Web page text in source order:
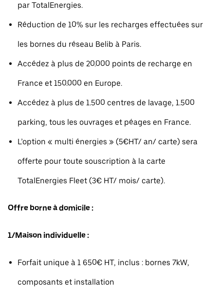
par TotalEnergies.
Réduction de 10% sur les recharges effectuées sur
les bornes du réseau Belib à Paris.
Accédez à plus de 20.000 points de recharge en
France et 150.000 en Europe.
Accédez à plus de 1.500 centres de lavage, 1.500
parking, tous les ouvrages et péages en France.
L’option « multi énergies » (5€HT/ an/ carte) sera
offerte pour toute souscription à la carte
TotalEnergies Fleet (3€ HT/ mois/ carte).
Offre borne à domicile :
1/Maison individuelle :
Forfait unique à 1 650€ HT, inclus : bornes 7kW,
composants et installation